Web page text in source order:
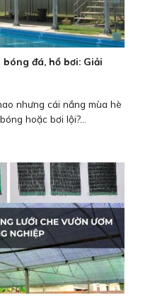
đá, hồ bơi: Giải
nhưng cái nắng mùa hè
hoặc bơi lội?...